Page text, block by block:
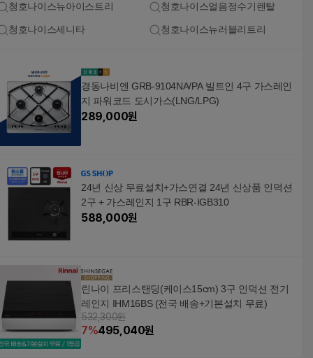
청호나이스뉴아이스트리 청호나이스얼음정수기렌탈
청호나이스세니타 청호나이스뉴러블리트리
경동나비엔 GRB-9104NA/PA 빌트인 4구 가스레인
지 파워코드 도시가스(LNG/LPG)
289,000원
24년 신상 무료설치+가스연결 24년 신상품 인덕션
2구 + 가스레인지 1구 RBR-IGB310
588,000원
린나이 프리스탠딩(케이스15cm) 3구 인덕션 전기
레인지 IHM16BS (전국 배송+기본설치 무료)
532,300원
7%495,040원